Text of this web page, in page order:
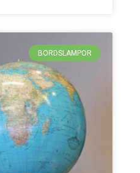
BORDSLAMPOR